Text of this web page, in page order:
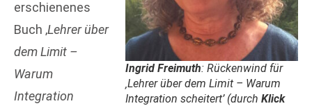
Ingrid Freimuth: Rückenwind für
‚Lehrer über dem Limit – Warum
Integration scheitert’ (durch Klick
erschienenes
Buch ‚Lehrer über
dem Limit –
Warum
Integration